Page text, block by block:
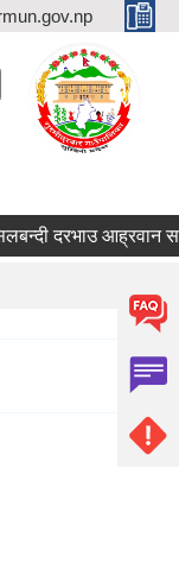
दरभाउ आह्रवान